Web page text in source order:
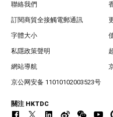
聯絡我們
訂閱商貿全接觸電郵通訊
字體大小
私隱政策聲明
網站導航
京公网安备 11010102003523号
關注 HKTDC